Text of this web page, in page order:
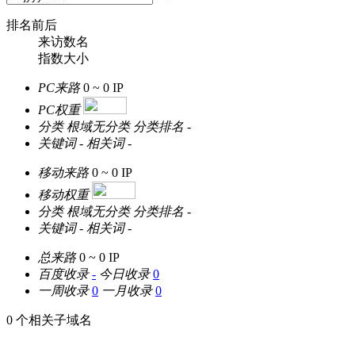
排名前后
来访数名
指数大小
PC来路 0 ~ 0 IP
PC权重
分类 根域无分类 分类排名 -
关键词 - 相关词 -
移动来路 0 ~ 0 IP
移动权重
分类 根域无分类 分类排名 -
关键词 - 相关词 -
总来路 0 ~ 0 IP
百度收录 - 今日收录 0
一周收录 0 一月收录 0
0 个相关子域名